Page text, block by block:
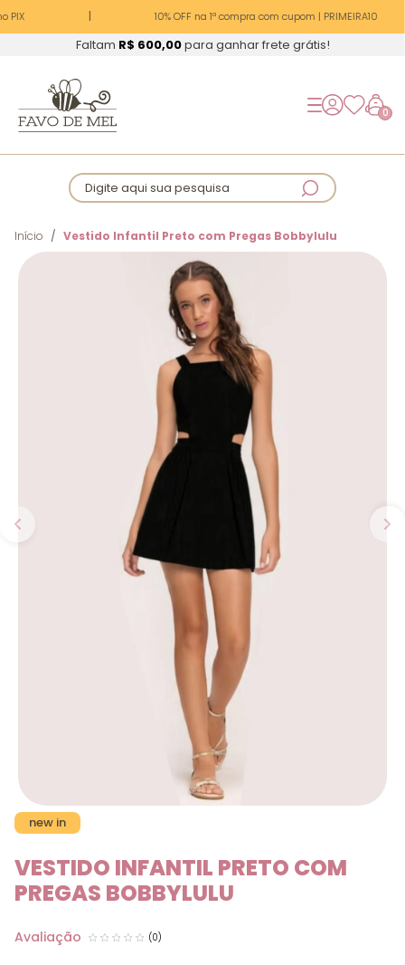
PIX 10% OFF na 1ª compra com cupom | PRIMEIRA10
Faltam R$ 600,00para ganhar frete grátis!
0
Digite aqui sua pesquisa
Início Vestido Infantil Preto com Pregas Bobbylulu
new in
VESTIDO INFANTIL PRETO COM
PREGAS BOBBYLULU
(0)